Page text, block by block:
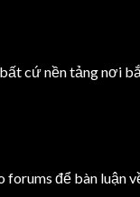
cứ nền tảng nơi
để bàn luận